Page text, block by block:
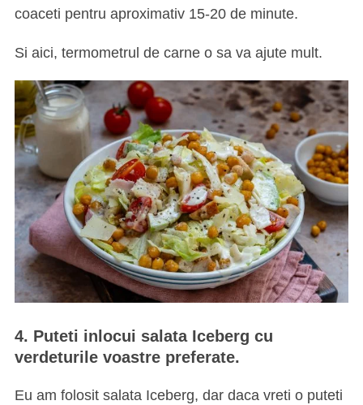
coaceti pentru aproximativ 15-20 de minute.
Si aici, termometrul de carne o sa va ajute mult.
4. Puteti inlocui salata Iceberg cu
verdeturile voastre preferate.
Eu am folosit salata Iceberg, dar daca vreti o puteti